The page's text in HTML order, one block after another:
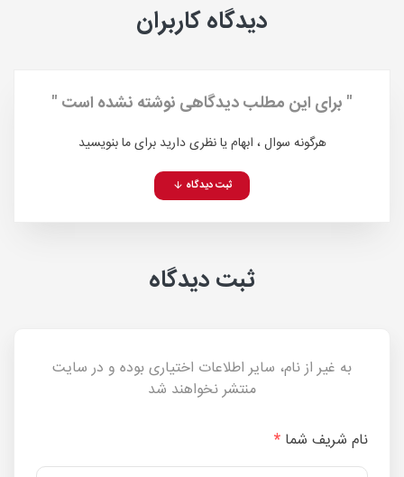
دیدگاه کاربران
" برای این مطلب دیدگاهی نوشته نشده است "
هرگونه سوال ، ابهام یا نظری دارید برای ما بنویسید
ثبت دیدگاه
ثبت دیدگاه
به غیر از نام، سایر اطلاعات اختیاری بوده و در سایت
منتشر نخواهند شد
نام شریف شما *